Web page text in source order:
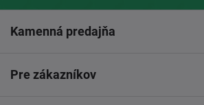
Kamenná predajňa
Pre zákazníkov